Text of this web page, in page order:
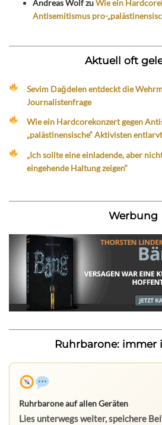
Andreas WolfzuWie ein
Antisemitismus pro-
Aktuell oft
Sevim Dağdelen entdeckt die
Journalistenfrage
Wie ein Hardcorekonzert gegen
„palästinensische“ Aktivisten
„Ich sollte eine einladende, aber
eingehende Haltung zeigen“
Werbung
Ruhrbarone: immer
Ruhrbarone auf allen Geräten
Lies unterwegs weiter, speichere